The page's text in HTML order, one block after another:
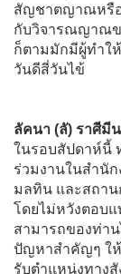
สัญชาตญาณหรือ
กับวิจารณญาณข
ก็ตามมักมีผู้ทำใ
วันดีสี่วันไข้
ลัคนา (ลั) ราศีมีน
ในรอบสัปดาห์นี้
ร่วมงานในสำนั
มลทิน และสถา
โดยไม่หวังตอบ
สามารถของท่า
ปัญหาสำคัญๆ ให้
รับตำแหน่งทางสั